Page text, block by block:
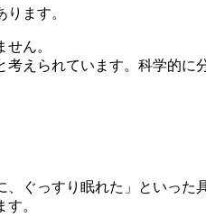
ます。
ん。
えられています。科学的に
ぐっすり眠れた」といった
。